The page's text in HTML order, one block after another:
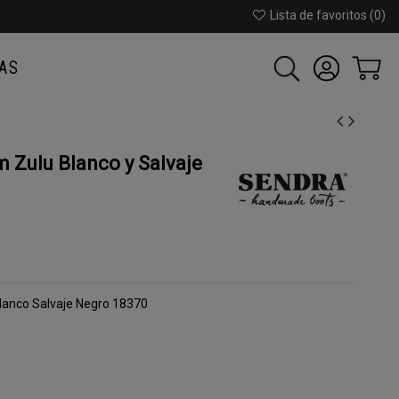
Lista de favoritos (0)
Zulu Blanco y Salvaje
Salvaje Negro 18370